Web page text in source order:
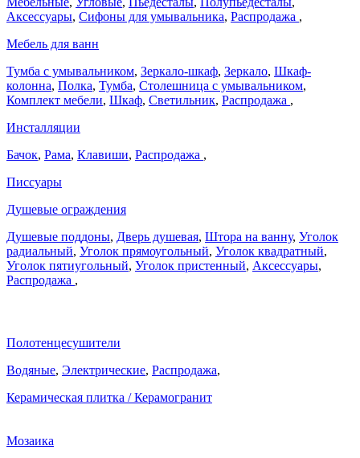
Аксессуары, Сифоны для умывальника, Распродажа ,
Мебель для ванн
Тумба с умывальником, Зеркало-шкаф, Зеркало, Шкаф-
колонна, Полка, Тумба, Столешница с умывальником,
Комплект мебели, Шкаф, Светильник, Распродажа ,
Инсталляции
Бачок, Рама, Клавиши, Распродажа ,
Писсуары
Душевые ограждения
Душевые поддоны, Дверь душевая, Штора на ванну, Уголок
радиальный, Уголок прямоугольный, Уголок квадратный,
Уголок пятиугольный, Уголок пристенный, Аксессуары,
Распродажа ,
Полотенцесушители
Водяные, Электрические, Распродажа,
Керамическая плитка / Керамогранит
Мозаика